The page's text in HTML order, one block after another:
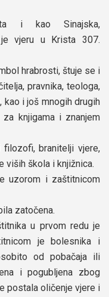
i kao Sinajska,
je vjeru u Krista 307.
hrabrosti, štuje se i
pravnika, teologa,
kao i još mnogih drugih
knjigama i znanjem
branitelji vjere,
viših škola i knjižnica.
uzorom i zaštitnicom
zatočena.
u prvom redu je
je bolesnika i
od pobačaja ili
i pogubljena zbog
postala oličenje vjere i